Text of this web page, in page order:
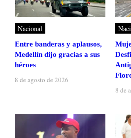
Nacional
Entre banderas y aplausos,
Medellín dijo gracias a sus
héroes
8 de agosto de 2026
8 de